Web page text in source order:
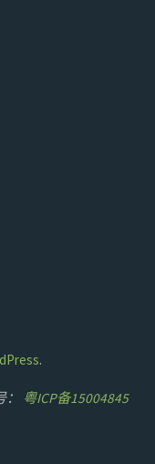
.
粤ICP备15004845